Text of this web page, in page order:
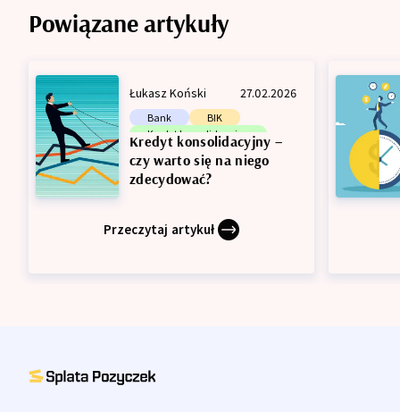
Powiązane artykuły
Łukasz Koński 27.02.2026
Bank
BIK
Kredyt konsolidacyjny
Zdolność kredytowa
Kredyt konsolidacyjny –
czy warto się na niego
zdecydować?
Przeczytaj artykuł